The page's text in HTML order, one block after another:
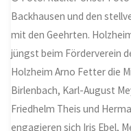
Backhausen und den
mit den Geehrten.
jüngst beim Förderverein
Holzheim Arno Fetter die
Birlenbach, Karl-August
Friedhelm Theis und
engagieren sich Iris Ebel,